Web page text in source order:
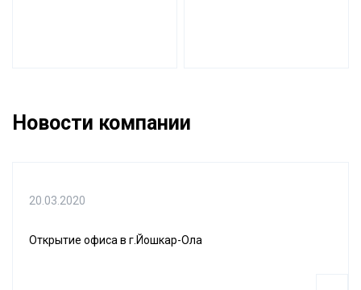
Новости компании
20.03.2020
Открытие офиса в г.Йошкар-Ола